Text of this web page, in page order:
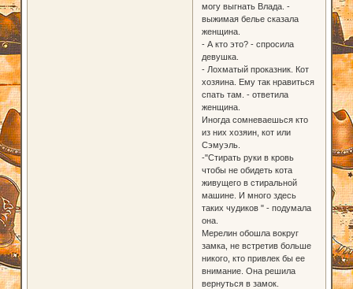
могу выгнать Влада. -
выжимая белье сказала
женщина.
- А кто это? - спросила
девушка.
- Лохматый проказник. Кот
хозяина. Ему так нравиться
спать там. - ответила
женщина.
Иногда сомневаешься кто
из них хозяин, кот или
Сэмуэль.
-"Стирать руки в кровь
чтобы не обидеть кота
живущего в стиральной
машине. И много здесь
таких чудиков " - подумала
она.
Мерелин обошла вокруг
замка, не встретив больше
никого, кто привлек бы ее
внимание. Она решила
вернуться в замок.